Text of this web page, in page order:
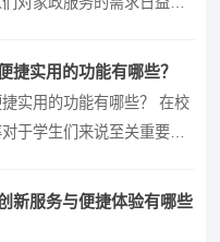
捷实用的功能有哪些？
实用的功能有哪些？ 在校
于学生们来说至关重要。
新服务与便捷体验有哪些